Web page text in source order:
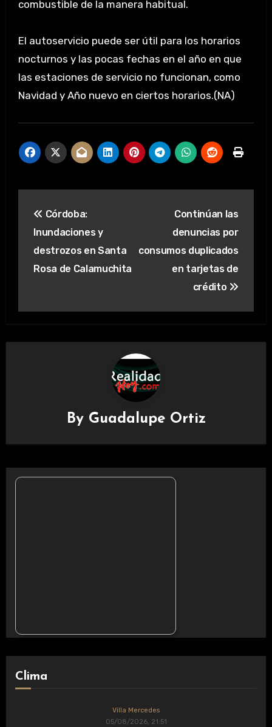
combustible de la manera habitual.
El autoservicio puede ser útil para los horarios
nocturnos y las pocas fechas en el año en que
las estaciones de servicio no funcionan, como
Navidad y Año nuevo en ciertos horarios.(NA)
de
entradas
Córdoba:
Inundaciones y
destrozos en Santa
Rosa de Calamuchita
Continúan las
denuncias por
consumos duplicados
en tarjetas de
crédito
By Guadalupe Ortiz
Clima
Villa Mercedes
05/08/2026, 21:51